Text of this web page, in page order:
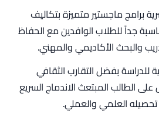
برامج ماجستير متميزة بتكاليف
جداً للطلاب الوافدين مع الحفاظ
والبحث الأكاديمي والمهني.
بفضل التقارب الثقافي
الطالب المبتعث الاندماج السريع
تحصيله العلمي والعملي.